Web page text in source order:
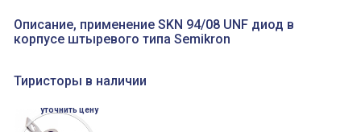
ВКН8108
Концевой
алюминиевый
регулируемый
800202300000С
реле времени
0.1cек.-10 дней, 10
функций/режимов
Описание, применение SKN 94/08 UNF диод в
корпусе штыревого типа Semikron
Тиристоры в наличии
уточнить цену